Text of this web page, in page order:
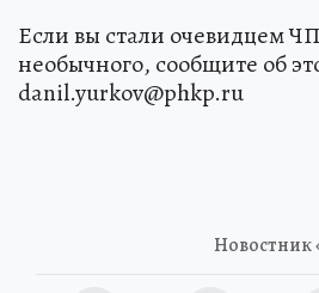
Если вы стали очевидцем
необычного, сообщите об
danil.yurkov@phkp.ru
Новостник